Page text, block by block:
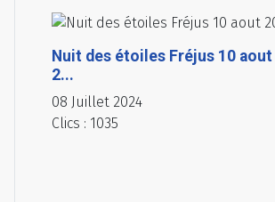
Nuit des étoiles Fréjus 10 aout
2...
08 Juillet 2024
Clics : 1035